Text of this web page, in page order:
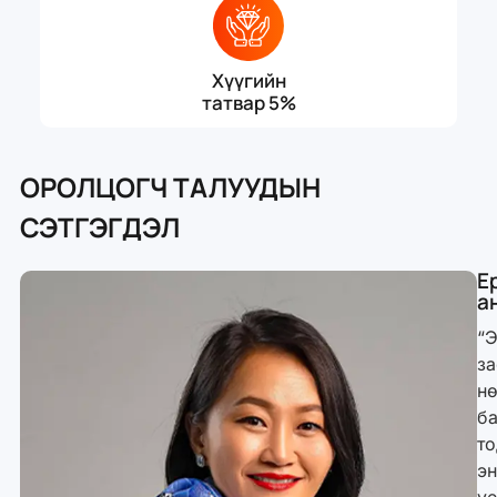
Хүүгийн
татвар 5%
ОРОЛЦОГЧ ТАЛУУДЫН
СЭТГЭГДЭЛ